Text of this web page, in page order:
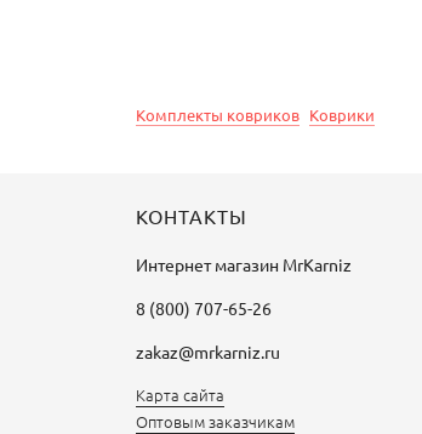
Комплекты ковриков Коврики
КОНТАКТЫ
Интернет магазин MrKarniz
8 (800) 707-65-26
zakaz@mrkarniz.ru
Карта сайта
Оптовым заказчикам